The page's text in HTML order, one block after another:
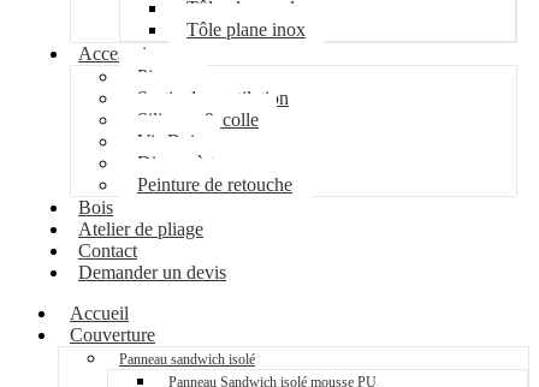
Tôle plane galva
Tôle plane inox
Accessoires
Pipeco
Sortie de ventilation
Silicone & colle
Vis Bois
Disque à tronçonner
Peinture de retouche
Bois
Atelier de pliage
Contact
Demander un devis
Accueil
Couverture
Panneau sandwich isolé
Panneau Sandwich isolé mousse PU